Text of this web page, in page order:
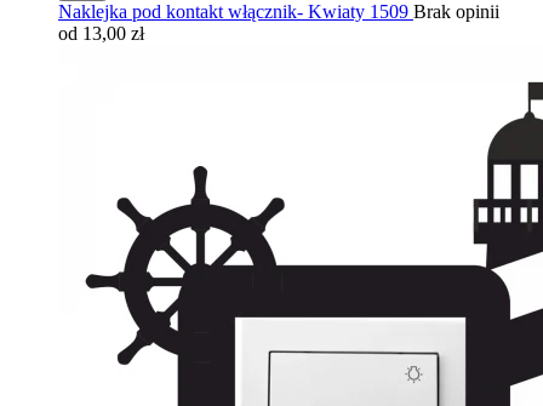
Naklejka pod kontakt włącznik- Kwiaty 1509 Brak opinii
od 13,00 zł